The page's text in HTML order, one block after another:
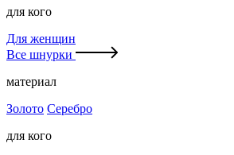
для кого
Для женщин
Все шнурки
материал
Золото Серебро
для кого